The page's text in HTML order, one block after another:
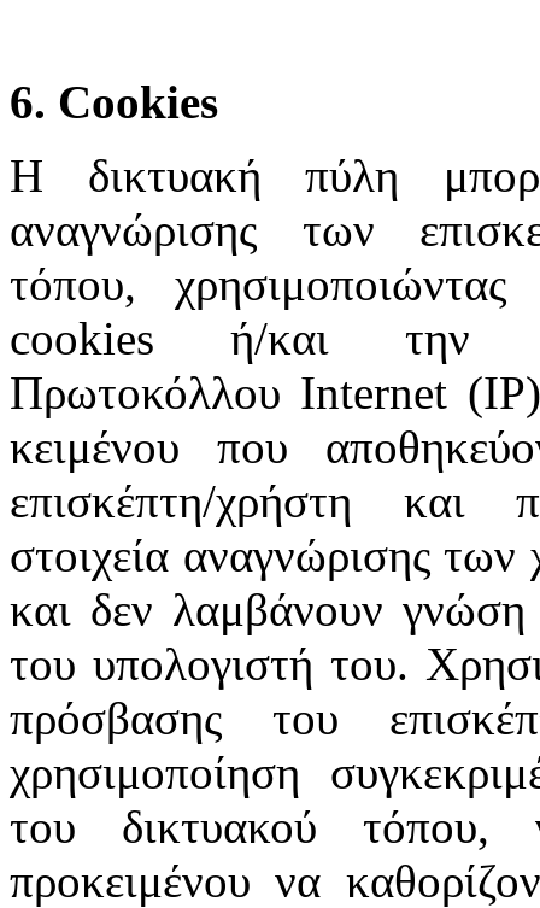
6. Cookies
Η δικτυακή πύλη
αναγνώρισης των
τόπου, χρησιμοποιώντας
cookies ή/και την
Πρωτοκόλλου Internet
κειμένου που
επισκέπτη/χρήστη και
στοιχεία αναγνώρισης
και δεν λαμβάνουν γνώση
του υπολογιστή του.
πρόσβασης του
χρησιμοποίηση
του δικτυακού τόπου,
προκειμένου να